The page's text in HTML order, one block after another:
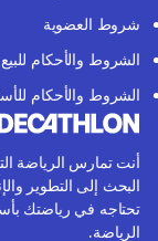
شروط العضوية
الشروط والأحكام للبيع
الشروط والأحكام
أنت تمارس الرياضة
البحث إلى التطوير
تحتاجه في رياضتك
الرياضة.